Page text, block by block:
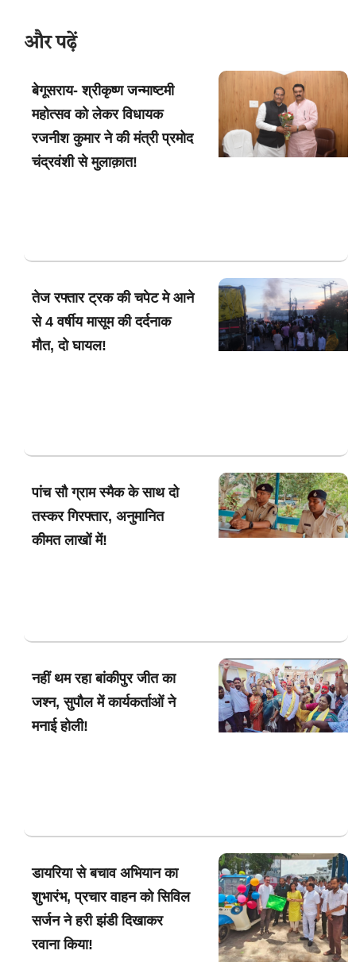
और पढ़ें
बेगूसराय- श्रीकृष्ण जन्माष्टमी
महोत्सव को लेकर विधायक
रजनीश कुमार ने की मंत्री प्रमोद
चंद्रवंशी से मुलाक़ात!
तेज रफ्तार ट्रक की चपेट मे आने
से 4 वर्षीय मासूम की दर्दनाक
मौत, दो घायल!
पांच सौ ग्राम स्मैक के साथ दो
तस्कर गिरफ्तार, अनुमानित
कीमत लाखों में!
नहीं थम रहा बांकीपुर जीत का
जश्न, सुपौल में कार्यकर्ताओं ने
मनाई होली!
डायरिया से बचाव अभियान का
शुभारंभ, प्रचार वाहन को सिविल
सर्जन ने हरी झंडी दिखाकर
रवाना किया!